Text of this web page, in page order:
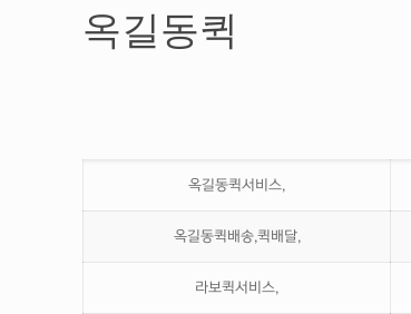
옥길동퀵
옥길동퀵서비스,
옥길동퀵배송,퀵배달,
라보퀵서비스,